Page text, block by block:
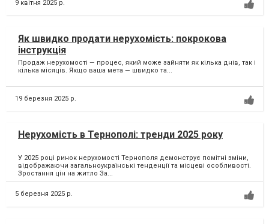
9 квітня 2025 р.
Як швидко продати нерухомість: покрокова
інструкція
Продаж нерухомості — процес, який може зайняти як кілька днів, так і
кілька місяців. Якщо ваша мета — швидко та...
19 березня 2025 р.
Нерухомість в Тернополі: тренди 2025 року
У 2025 році ринок нерухомості Тернополя демонструє помітні зміни,
відображаючи загальноукраїнські тенденції та місцеві особливості.
Зростання цін на житло За...
5 березня 2025 р.